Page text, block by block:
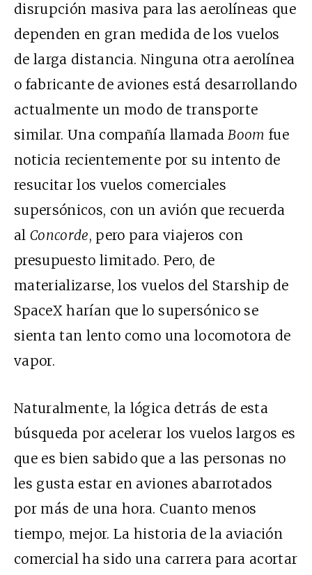
disrupción masiva para las aerolíneas que
dependen en gran medida de los vuelos
de larga distancia. Ninguna otra aerolínea
o fabricante de aviones está desarrollando
actualmente un modo de transporte
similar.Una compañía llamadaBoom fue
noticia recientemente por su intento de
resucitar los vuelos comerciales
supersónicos, con un avión que recuerda
alConcorde, pero para viajeros con
presupuesto limitado. Pero, de
materializarse, los vuelos del Starship de
SpaceX harían que lo supersónico se
sienta tan lento como una locomotora de
vapor.
Naturalmente, la lógica detrás de esta
búsqueda por acelerar los vuelos largos es
que es bien sabido que a las personas no
les gusta estar en aviones abarrotados
por más de una hora. Cuanto menos
tiempo, mejor. La historia de la aviación
comercial ha sido una carrera para acortar